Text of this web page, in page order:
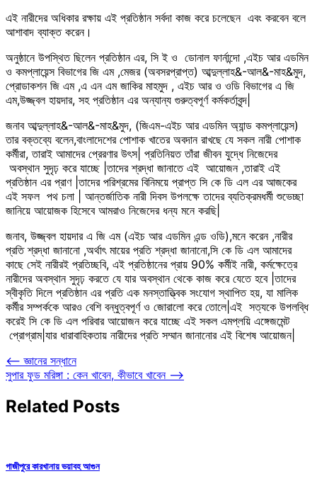
এই নারীদের অধিকার রক্ষায় এই প্রতিষ্ঠান সর্বদা কাজ করে চলেছেন এবং করবেন বলে
আশাবাদ ব্যাক্ত করেন।
অনুষ্ঠানে উপস্থিত ছিলেন প্রতিষ্ঠান এর, সি ই ও ডোনাল ফার্নান্দো ,এইচ আর এডমিন
ও কমপ্লায়েন্স বিভাগের জি এম ,মেজর (অবসরপ্রাপ্ত) আব্দুল্লাহ&-আল&-মাহ&মুদ,
প্রোডাকশন জি এম ,এ এন এম জাকির মাহমুদ , এইচ আর ও ওডি বিভাগের এ জি
এম,উজ্জ্বল হায়দার, সহ প্রতিষ্ঠান এর অন্যান্য গুরুত্বপূর্ণ কর্মকর্তাবৃন্দ|
জনাব আব্দুল্লাহ&-আল&-মাহ&মুদ, (জিএম-এইচ আর এডমিন অ্যান্ড কমপ্লায়েন্স)
তার বক্তব্যে বলেন,বাংলাদেশের পোশাক খাতের অবদান রাখছে যে সকল নারী পোশাক
কর্মীরা, তারাই আমাদের প্রেরণার উৎস| প্রতিনিয়ত তাঁরা জীবন যুদ্ধে নিজেদের
অবস্থান সুদৃঢ় করে যাচ্ছে |তাদের শ্রদ্ধা জানাতে এই আয়োজন ,তারাই এই
প্রতিষ্ঠান এর প্রাণ |তাদের পরিশ্রমের বিনিময়ে প্রাপ্ত সি কে ডি এল এর আজকের
এই সফল পথ চলা | আন্তর্জাতিক নারী দিবস উপলক্ষে তাদের ব্যতিক্রমধর্মী শুভেচ্ছা
জানিয়ে আয়োজক হিসেবে আমরাও নিজেদের ধন্য মনে করছি|
জনাব, উজ্জ্বল হায়দার এ জি এম (এইচ আর এডমিন এন্ড ওডি),মনে করেন ,নারীর
প্রতি শ্রদ্ধা জানানো ,অর্থাৎ মায়ের প্রতি শ্রদ্ধা জানানো,সি কে ডি এল আমাদের
কাছে সেই নারীরই প্রতিচ্ছবি, এই প্রতিষ্ঠানের প্রায় 90% কর্মীই নারী, কর্মক্ষেত্রে
নারীদের অবস্থান সুদৃঢ় করতে যে যার অবস্থান থেকে কাজ করে যেতে হবে |তাদের
স্বীকৃতি দিলে প্রতিষ্ঠান এর প্রতি এক মনস্তাত্ত্বিক সংযোগ স্থাপিত হয়, যা মালিক
কর্মীর সম্পর্ককে আরও বেশি বন্ধুত্বপূর্ণ ও জোরালো করে তোলে|এই সত্যকে উপলব্ধি
করেই সি কে ডি এল পরিবার আয়োজন করে যাচ্ছে এই সকল এমপ্লয়ি এঙ্গেজমেন্ট
প্রোগ্রাম|যার ধারাবাহিকতায় নারীদের প্রতি সম্মান জানানোর এই বিশেষ আয়োজন|
Post
navigation
⟵ জ্ঞানের সন্ধানে
সুপার ফুড মরিঙ্গা : কেন খাবেন, কীভাবে খাবেন ⟶
Related Posts
গাজীপুরে কারখানায় ভয়াবহ আগুন